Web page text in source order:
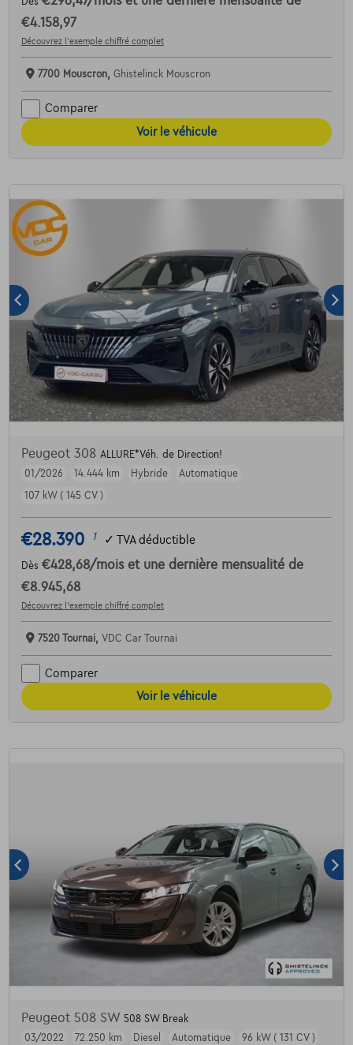
€4.158,97
Découvrez l’exemple chiffré complet
7700 Mouscron, Ghistelinck Mouscron
Comparer
Voir le véhicule
Peugeot 308 ALLURE*Véh. de Direction!
01/2026
14.444 km Hybride
Automatique
107 kW ( 145 CV )
€28.390 1 ✓ TVA déductible
Dès €428,68/mois et une dernière mensualité de
€8.945,68
Découvrez l’exemple chiffré complet
7520 Tournai, VDC Car Tournai
Comparer
Voir le véhicule
Peugeot 508 SW 508 SW Break
03/2022
72.250 km Diesel Automatique 96 kW ( 131 CV )